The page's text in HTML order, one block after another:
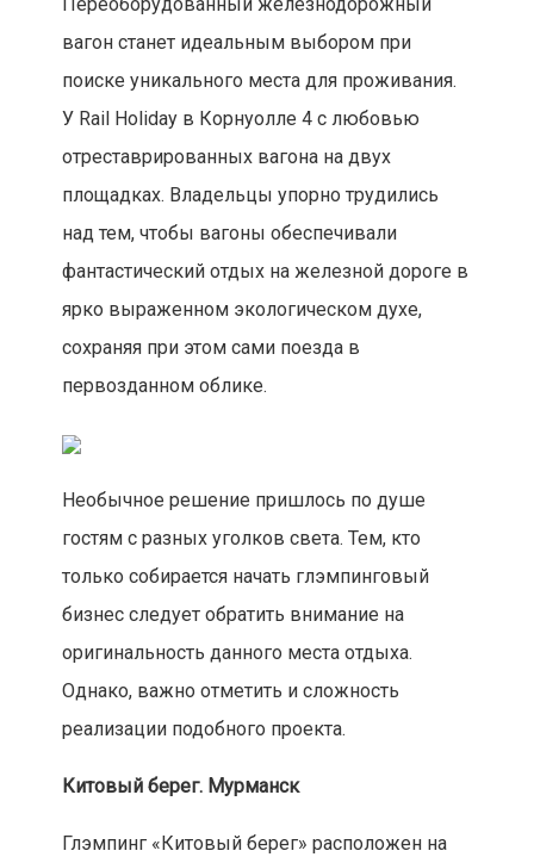
Переоборудованный железнодорожный
вагон станет идеальным выбором при
поиске уникального места для проживания.
У Rail Holiday в Корнуолле 4 с любовью
отреставрированных вагона на двух
площадках. Владельцы упорно трудились
над тем, чтобы вагоны обеспечивали
фантастический отдых на железной дороге в
ярко выраженном экологическом духе,
сохраняя при этом сами поезда в
первозданном облике.
Необычное решение пришлось по душе
гостям с разных уголков света. Тем, кто
только собирается начать глэмпинговый
бизнес следует обратить внимание на
оригинальность данного места отдыха.
Однако, важно отметить и сложность
реализации подобного проекта.
Китовый берег. Мурманск
Глэмпинг «Китовый берег» расположен на